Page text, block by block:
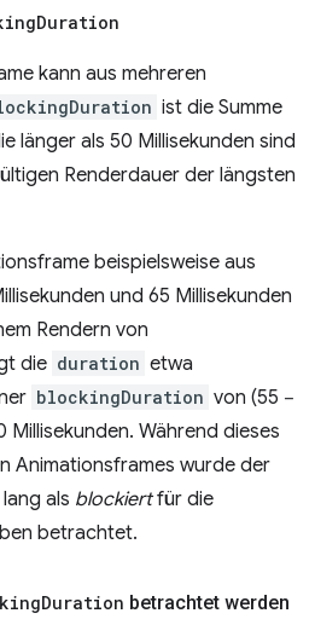
Duration
kann aus mehreren
ist die Summe
länger als 50 Millisekunden sind
Renderdauer der längsten
beispielsweise aus
und 65 Millisekunden
Rendern von
die duration etwa
blockingDuration von (55 −
Millisekunden. Während dieses
Animationsframes wurde der
als blockiertfür die
betrachtet.
Duration betrachtet werden